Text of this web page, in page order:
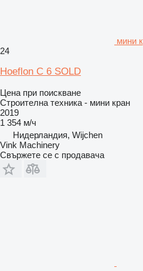
мини
24
Hoeflon C 6 SOLD
Цена при поискване
Строителна техника - мини кран
2019
1 354 м/ч
Нидерландия, Wijchen
Vink Machinery
Свържете се с продавача